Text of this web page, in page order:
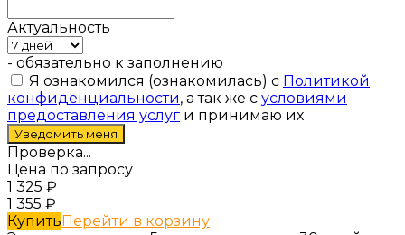
Актуальность
- обязательно к заполнению
Я ознакомился (ознакомилась) с Политикой
конфиденциальности, а так же с условиями
предоставления услуг и принимаю их
Проверка...
Цена по запросу
1 325 ₽
1 355 ₽
КупитьПерейти в корзину